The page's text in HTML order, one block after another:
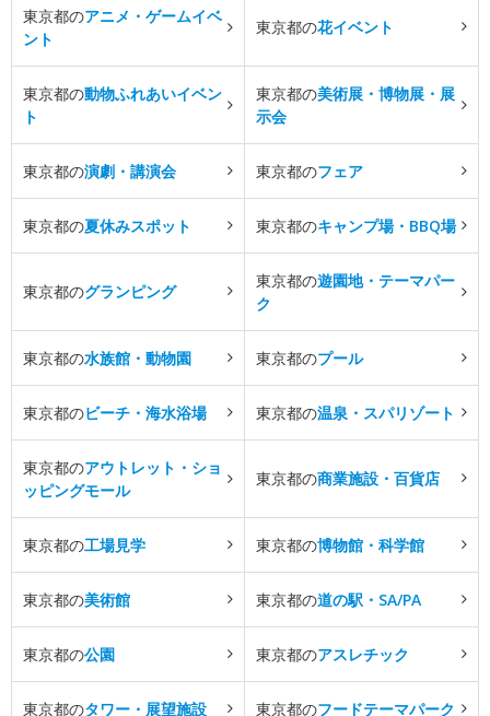
東京都のアニメ・ゲームイベ
ント
東京都の花イベント
東京都の動物ふれあいイベン
ト
東京都の美術展・博物展・展
示会
東京都の演劇・講演会 東京都のフェア
東京都の夏休みスポット 東京都のキャンプ場・BBQ場
東京都のグランピング
東京都の遊園地・テーマパー
ク
東京都の水族館・動物園 東京都のプール
東京都のビーチ・海水浴場 東京都の温泉・スパリゾート
東京都のアウトレット・ショ
ッピングモール
東京都の商業施設・百貨店
東京都の工場見学 東京都の博物館・科学館
東京都の美術館 東京都の道の駅・SA/PA
東京都の公園 東京都のアスレチック
東京都のタワー・展望施設 東京都のフードテーマパーク